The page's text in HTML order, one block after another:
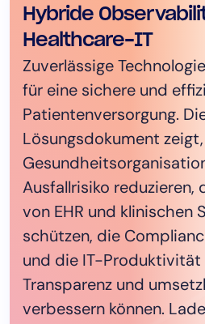
Fortschrittliche
widerstandsfähige
Leitfaden für
Gesundheitswesen
IT-Führungskräfte im
werden gebeten,
stärker vernetzte
höhere Erwartungen an
mit bereits überlasteten
unterstützen. Dieser
CTOs und IT-Teams,
Krisenmanagement zu
Hybride
Healthcare-IT
Zuverlässige
für eine sichere und
Patientenversorgung.
Lösungsdokument
Ausfallrisiko reduzieren,
von EHR und klinischen
schützen, die
und die IT-
Transparenz und
verbessern können.